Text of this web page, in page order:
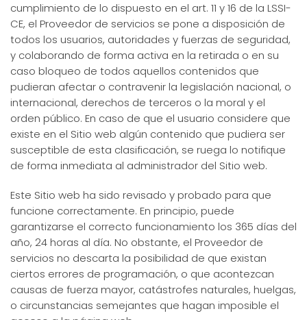
cumplimiento de lo dispuesto en el art. 11 y 16 de la LSSI-
CE, el Proveedor de servicios se pone a disposición de
todos los usuarios, autoridades y fuerzas de seguridad,
y colaborando de forma activa en la retirada o en su
caso bloqueo de todos aquellos contenidos que
pudieran afectar o contravenir la legislación nacional, o
internacional, derechos de terceros o la moral y el
orden público. En caso de que el usuario considere que
existe en el Sitio web algún contenido que pudiera ser
susceptible de esta clasificación, se ruega lo notifique
de forma inmediata al administrador del Sitio web.
Este Sitio web ha sido revisado y probado para que
funcione correctamente. En principio, puede
garantizarse el correcto funcionamiento los 365 días del
año, 24 horas al día. No obstante, el Proveedor de
servicios no descarta la posibilidad de que existan
ciertos errores de programación, o que acontezcan
causas de fuerza mayor, catástrofes naturales, huelgas,
o circunstancias semejantes que hagan imposible el